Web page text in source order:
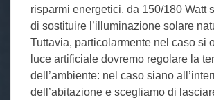
risparmi energetici, da 150/180 Watt
di sostituire l’illuminazione solare
Tuttavia, particolarmente nel caso si
luce artificiale dovremo regolare la
dell’ambiente: nel caso siano
dell’abitazione e scegliamo di